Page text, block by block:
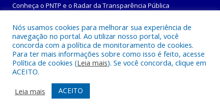
Conheça o PNTP e o Radar da Transparência Pública
Todos os direitos reservados a Prefeitura Municipal de
Maracanã.
Mapa do Site
Acessar Área Administrativa
Acessar Webmail
Nós usamos cookies para melhorar sua experiência de
navegação no portal. Ao utilizar nosso portal, você
concorda com a política de monitoramento de cookies.
Para ter mais informações sobre como isso é feito, acesse
Política de cookies (Leia mais). Se você concorda, clique em
ACEITO.
Leia mais
ACEITO